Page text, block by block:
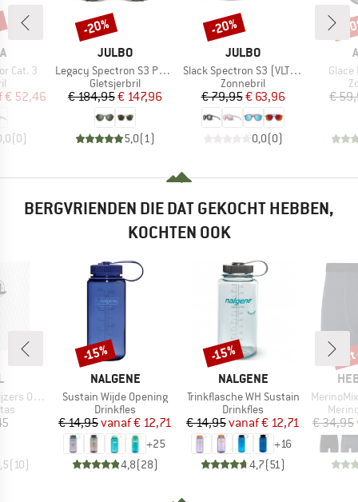
Cat. 3
prijs
€ 52,46
(0)
MERK
JULBO
Artikel
Legacy Spectron S3 Polarized (VLT 11%)
Productgroep
Gletsjerbril
Prijs
€ 184,95Verlaagde prijs
€ 147,96
5,0( 1)
Korting
-20%
MERK
JULBO
Artikel
Slack Spectron S3 (VLT: 12%)
Productgroep
Zonnebril
Prijs
€ 79,95Verlaagde prijs
€ 63,96
0,0(0)
Korting
-20%
Artikel
Glace
€
-
BERGVRIENDEN DIE DAT GEKOCHT HEBBEN,
KOCHTEN OOK
(10)
MERK
NALGENE
Artikel
Sustain Wijde Opening
Productgroep
Drinkfles
Prijs
€ 14,95 Verlaagde prijs
vanaf€ 12,71
+25
4,8(28)
Korting
-15%
MERK
NALGENE
Artikel
Trinkflasche WH Sustain
Productgroep
Drinkfles
Prijs
€ 14,95 Verlaagde prijs
vanaf€ 12,71
+16
4,7(51 )
Korting
-15%
Artikel
€ 34,95